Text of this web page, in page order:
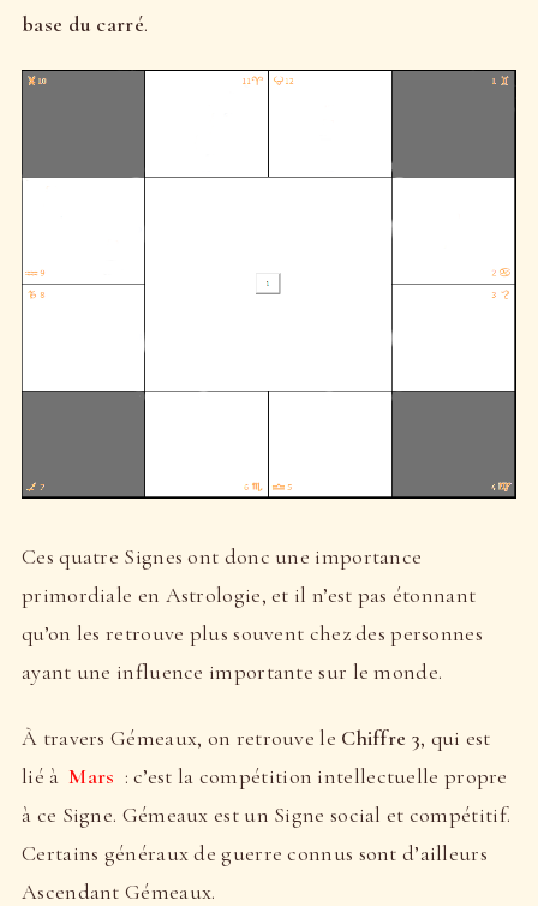
base du carré.
Ces quatre Signes ont donc une importance
primordiale en Astrologie, et il n’est pas étonnant
qu’on les retrouve plus souvent chez des personnes
ayant une influence importante sur le monde.
À travers Gémeaux, on retrouve le Chiffre 3, qui est
lié à Mars : c’est la compétition intellectuelle propre
à ce Signe. Gémeaux est un Signe social et compétitif.
Certains généraux de guerre connus sont d’ailleurs
Ascendant Gémeaux.